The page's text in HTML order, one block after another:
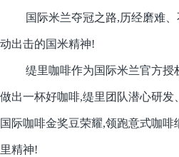
国际米兰夺冠之路,历经磨难
动出击的国米精神!
缇里咖啡作为国际米兰官方授
做出一杯好咖啡,缇里团队潜心研
国际咖啡金奖豆荣耀,领跑意式咖
里精神!